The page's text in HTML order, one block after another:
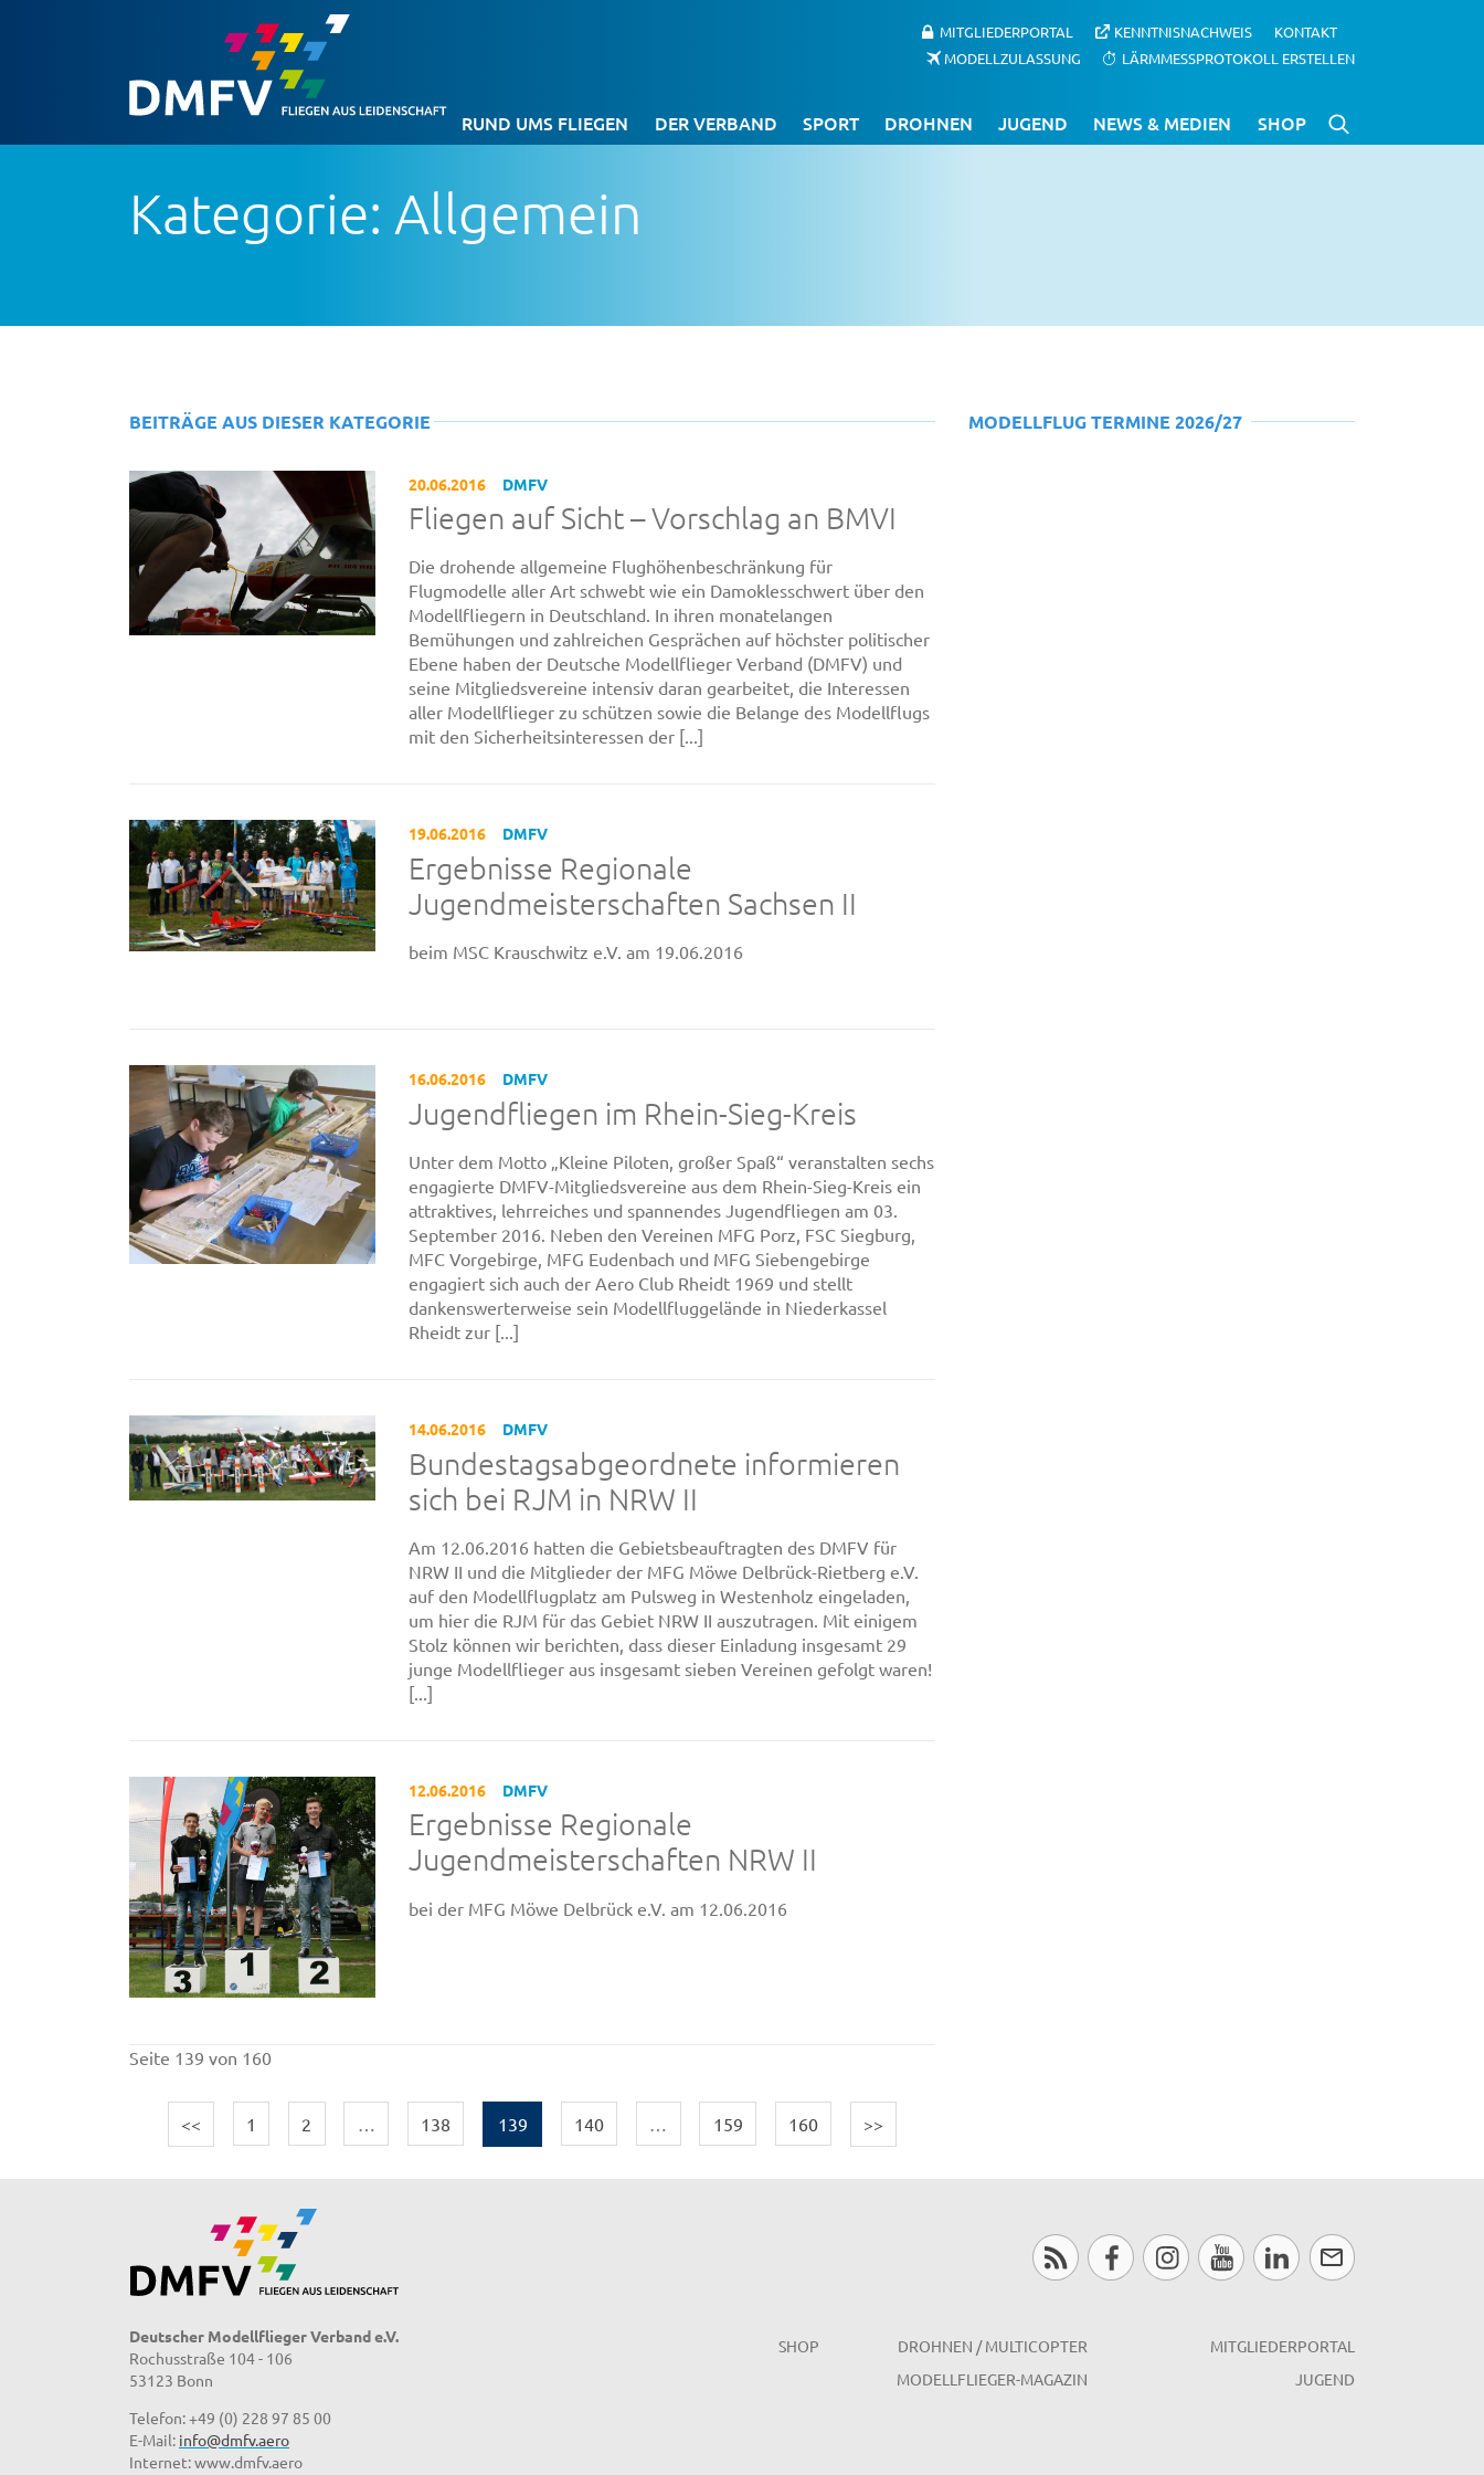
MITGLIEDERPORTAL KENNTNISNACHWEIS
KONTAKT
MODELLZULASSUNG
LÄRMMESSPROTOKOLL ERSTELLEN
RUND UMS FLIEGEN DER VERBAND SPORT DROHNEN JUGEND NEWS & MEDIEN SHOP
Kategorie: Allgemein
BEITRÄGE AUS DIESER KATEGORIE
20.06.2016 DMFV
Fliegen auf Sicht – Vorschlag an BMVI
Die drohende allgemeine Flughöhenbeschränkung für
Flugmodelle aller Art schwebt wie ein Damoklesschwert über den
Modellfliegern in Deutschland. In ihren monatelangen
Bemühungen und zahlreichen Gesprächen auf höchster politischer
Ebene haben der Deutsche Modellflieger Verband (DMFV) und
seine Mitgliedsvereine intensiv daran gearbeitet, die Interessen
aller Modellflieger zu schützen sowie die Belange des Modellflugs
mit den Sicherheitsinteressen der [...]
19.06.2016 DMFV
Ergebnisse Regionale
Jugendmeisterschaften Sachsen II
beim MSC Krauschwitz e.V. am 19.06.2016
16.06.2016 DMFV
Jugendfliegen im Rhein-Sieg-Kreis
Unter dem Motto „Kleine Piloten, großer Spaß“ veranstalten sechs
engagierte DMFV-Mitgliedsvereine aus dem Rhein-Sieg-Kreis ein
attraktives, lehrreiches und spannendes Jugendfliegen am 03.
September 2016. Neben den Vereinen MFG Porz, FSC Siegburg,
MFC Vorgebirge, MFG Eudenbach und MFG Siebengebirge
engagiert sich auch der Aero Club Rheidt 1969 und stellt
dankenswerterweise sein Modellfluggelände in Niederkassel
Rheidt zur [...]
14.06.2016 DMFV
Bundestagsabgeordnete informieren
sich bei RJM in NRW II
Am 12.06.2016 hatten die Gebietsbeauftragten des DMFV für
NRW II und die Mitglieder der MFG Möwe Delbrück-Rietberg e.V.
auf den Modellflugplatz am Pulsweg in Westenholz eingeladen,
um hier die RJM für das Gebiet NRW II auszutragen. Mit einigem
Stolz können wir berichten, dass dieser Einladung insgesamt 29
junge Modellflieger aus insgesamt sieben Vereinen gefolgt waren!
[...]
12.06.2016 DMFV
Ergebnisse Regionale
Jugendmeisterschaften NRW II
bei der MFG Möwe Delbrück e.V. am 12.06.2016
Seite 139 von 160
<< 1 2 … 138 139 140 … 159 160 >>
MODELLFLUG TERMINE 2026/27
Deutscher Modellflieger Verband e.V.
Rochusstraße 104 - 106
53123 Bonn
Telefon: +49 (0) 228 97 85 00
E-Mail: info@dmfv.aero
Internet: www.dmfv.aero
SHOP
DROHNEN / MULTICOPTER
MODELLFLIEGER-MAGAZIN
MITGLIEDERPORTAL
JUGEND